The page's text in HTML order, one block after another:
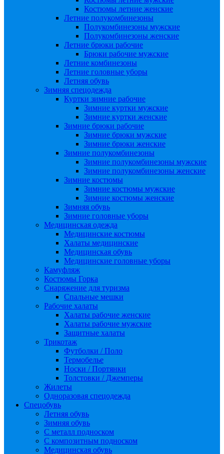
Костюмы летние женские
Летние полукомбинезоны
Полукомбинезоны мужские
Полукомбинезоны женские
Летние брюки рабочие
Брюки рабочие мужские
Летние комбинезоны
Летние головные уборы
Летняя обувь
Зимняя спецодежда
Куртки зимние рабочие
Зимние куртки мужские
Зимние куртки женские
Зимние брюки рабочие
Зимние брюки мужские
Зимние брюки женские
Зимние полукомбинезоны
Зимние полукомбинезоны мужские
Зимние полукомбинезоны женские
Зимние костюмы
Зимние костюмы мужские
Зимние костюмы женские
Зимняя обувь
Зимние головные уборы
Медицинская одежда
Медицинские костюмы
Халаты медицинские
Медицинская обувь
Медицинские головные уборы
Камуфляж
Костюмы Горка
Снаряжение для туризма
Спальные мешки
Рабочие халаты
Халаты рабочие женские
Халаты рабочие мужские
Защитные халаты
Трикотаж
Футболки / Поло
Термобелье
Носки / Портянки
Толстовки / Джемперы
Жилеты
Одноразовая спецодежда
Спецобувь
Летняя обувь
Зимняя обувь
С металл подноском
С композитным подноском
Медицинская обувь